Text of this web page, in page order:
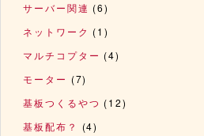
サーバー関連 (6)
ネットワーク (1)
マルチコプター (4)
モーター (7)
基板つくるやつ (12)
基板配布？
(4)